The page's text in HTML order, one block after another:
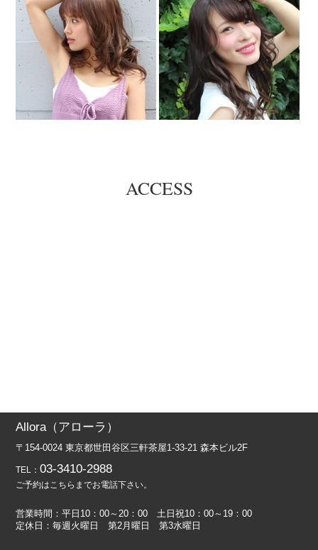
ACCESS
Allora（アローラ）
〒154-0024 東京都世田谷区三軒茶屋1-33-21 森本ビル2F
TEL：03-3410-2988
ご予約はこちらまでお電話下さい。
営業時間：平日10：00～20：00 土日祝10：00～19：00
定休日：毎週火曜日 第2月曜日 第3水曜日